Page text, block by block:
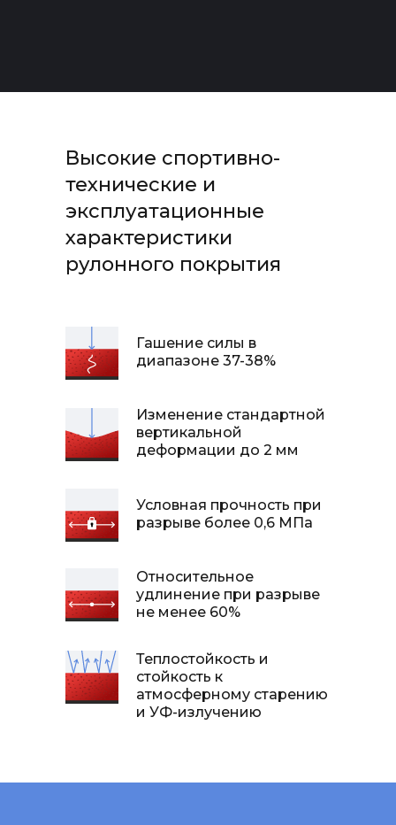
Высокие спортивно-
технические и
эксплуатационные
характеристики
рулонного покрытия
Гашение силы в
диапазоне 37-38%
Изменение стандартной
вертикальной
деформации до 2 мм
Условная прочность при
разрыве более 0,6 МПа
Относительное
удлинение при разрыве
не менее 60%
Теплостойкость и
стойкость к
атмосферному старению
и УФ-излучению